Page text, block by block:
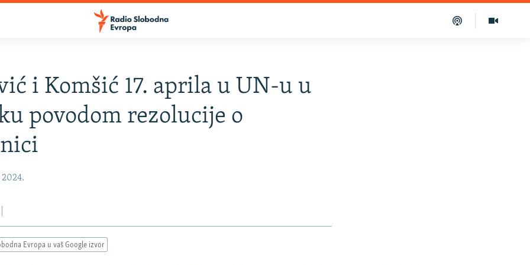
i Komšić 17. aprila u UN-u u
povodom rezolucije o
Evropa u vaš Google izvor